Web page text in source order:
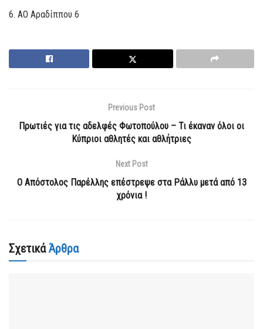
6. ΑΟ Αραδίππου 6
Previous Post
Πρωτιές για τις αδελφές Φωτοπούλου – Τι έκαναν όλοι οι
Κύπριοι αθλητές και αθλήτριες
Next Post
Ο Απόστολος Παρέλλης επέστρεψε στα Ράλλυ μετά από 13
χρόνια !
ΣχετικάΆρθρα